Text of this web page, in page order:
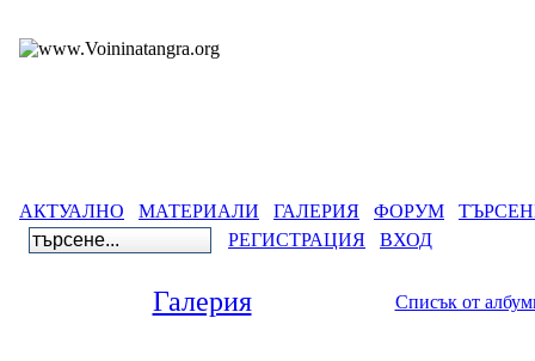
АКТУАЛНО МАТЕРИАЛИ ГАЛЕРИЯ ФОРУМ
РЕГИСТРАЦИЯ
ВХОД
Галерия Списък от